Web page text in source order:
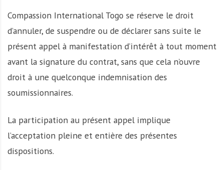
Compassion International Togo se réserve le droit
d’annuler, de suspendre ou de déclarer sans suite le
présent appel à manifestation d’intérêt à tout moment
avant la signature du contrat, sans que cela n’ouvre
droit à une quelconque indemnisation des
soumissionnaires.
La participation au présent appel implique
l’acceptation pleine et entière des présentes
dispositions.